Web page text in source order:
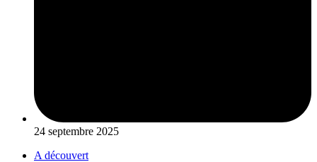
24 septembre 2025
A découvert